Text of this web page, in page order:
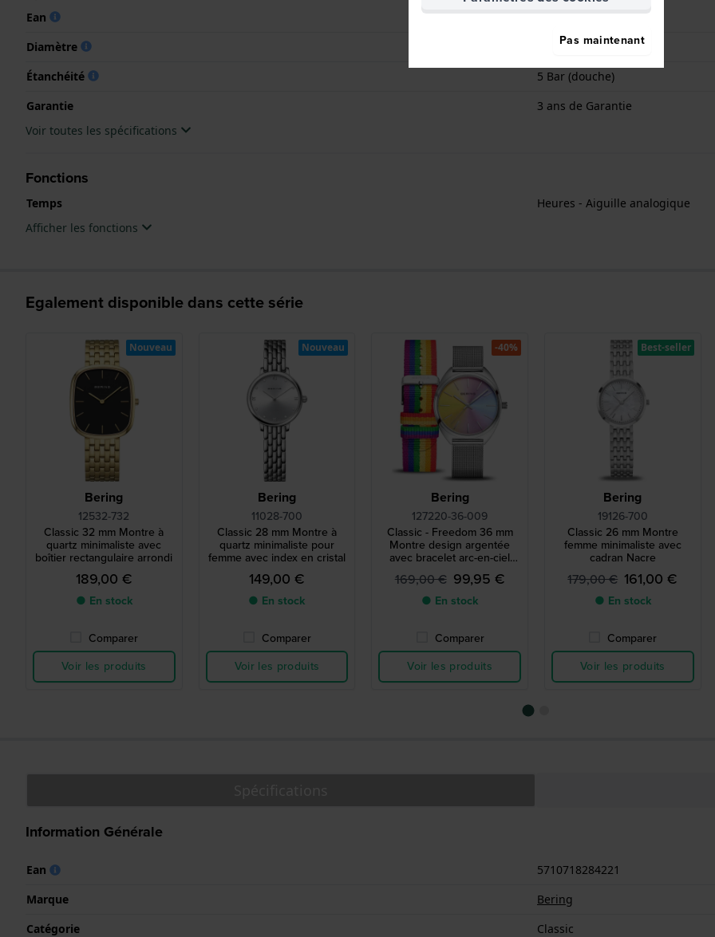
Ean
5710718284221
Diamètre
31 mm
Étanchéité
5 Bar (douche)
Garantie
3 ans de Garantie
Voir toutes les spécifications
Fonctions
Temps
Heures - Aiguille analogique
Afficher les fonctions
Egalement disponible dans cette série
Bering
12532-732
Classic 32 mm Montre à
quartz minimaliste avec
boîtier rectangulaire arrondi
189,00 €
● En stock
Comparer
Voir les produits
Nouveau
Bering
11028-700
Classic 28 mm Montre à
quartz minimaliste pour
femme avec index en cristal
149,00 €
● En stock
Comparer
Voir les produits
Nouveau
Bering
127220-36-009
Classic - Freedom 36 mm
Montre design argentée
avec bracelet arc-en-ciel
supplémentaire
169,00 € 99,95 €
● En stock
Comparer
Voir les produits
-40%
Bering
19126-700
Classic 26 mm Montre
femme minimaliste avec
cadran Nacre
179,00 € 161,00 €
● En stock
Comparer
Voir les produits
Best-seller
Information Générale
Ean
5710718284221
Marque
Bering
Catégorie
Classic
Pas maintenant